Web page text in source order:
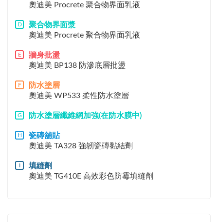
奧迪美 Procrete 聚合物界面乳液
D
聚合物界面漿
奧迪美 Procrete 聚合物界面乳液
E
牆身批盪
奧迪美 BP138 防滲底層批盪
F
防水塗層
奧迪美 WP533 柔性防水塗層
G 防水塗層纖維網加強(在防水膜中)
H
瓷磚舖貼
奧迪美 TA328 強韌瓷磚黏結劑
I
填縫劑
奧迪美 TG410E 高效彩色防霉填縫劑